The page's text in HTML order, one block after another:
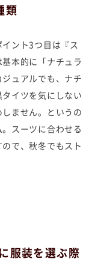
類
ント3つ目は『ス
本的に「ナチュラ
ュアルでも、ナチ
イツを気にしない
ません。というの
スーツに合わせる
で、秋冬でもスト
服装を選ぶ際